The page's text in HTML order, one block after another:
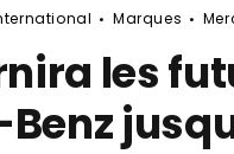
Marques
les